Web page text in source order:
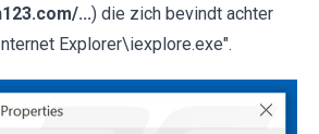
...) die zich bevindt achter
Explorer\iexplore.exe".